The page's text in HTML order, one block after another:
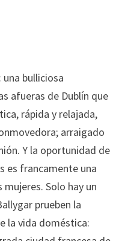
una bulliciosa
afueras de Dublín que
rápida y relajada,
arraigado
Y la oportunidad de
es francamente una
Solo hay un
prueben la
la vida doméstica: